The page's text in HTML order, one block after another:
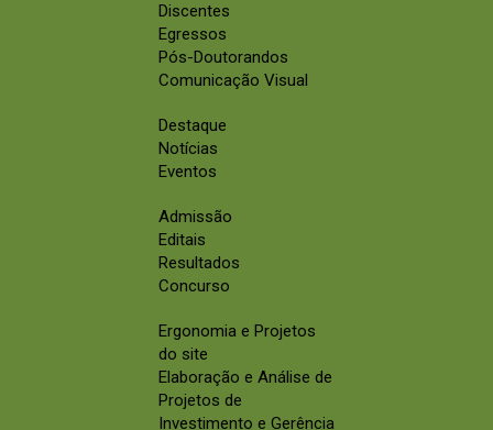
Discentes
Egressos
Pós-Doutorandos
Comunicação Visual
Destaque
Notícias
Eventos
Admissão
Editais
Resultados
Concurso
Ergonomia e Projetos
do site
Elaboração e Análise de
Projetos de
Investimento e Gerência